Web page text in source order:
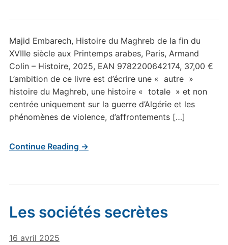
Majid Embarech, Histoire du Maghreb de la fin du
XVIIIe siècle aux Printemps arabes, Paris, Armand
Colin – Histoire, 2025, EAN 9782200642174, 37,00 €
L’ambition de ce livre est d’écrire une « autre »
histoire du Maghreb, une histoire « totale » et non
centrée uniquement sur la guerre d’Algérie et les
phénomènes de violence, d’affrontements […]
Continue Reading →
Les sociétés secrètes
16 avril 2025